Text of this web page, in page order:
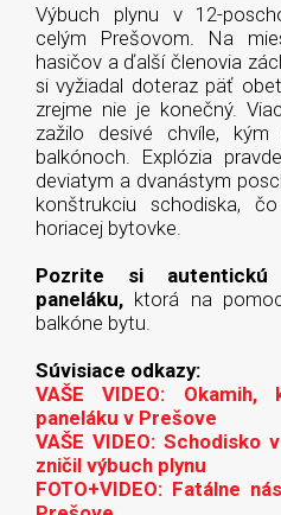
Výbuch plynu v 12-
celým Prešovom. Na
hasičov a ďalší členovia
si vyžiadal doteraz päť
zrejme nie je konečný.
zažilo desivé chvíle,
balkónoch. Explózia
deviatym a dvanástym
konštrukciu schodiska,
horiacej bytovke.
Pozrite si autentickú
paneláku, ktorá na
balkóne bytu.
Súvisiace odkazy:
VAŠE VIDEO:
paneláku v Prešove
VAŠE VIDEO:
zničil výbuch plynu
FOTO+VIDEO: Fatálne